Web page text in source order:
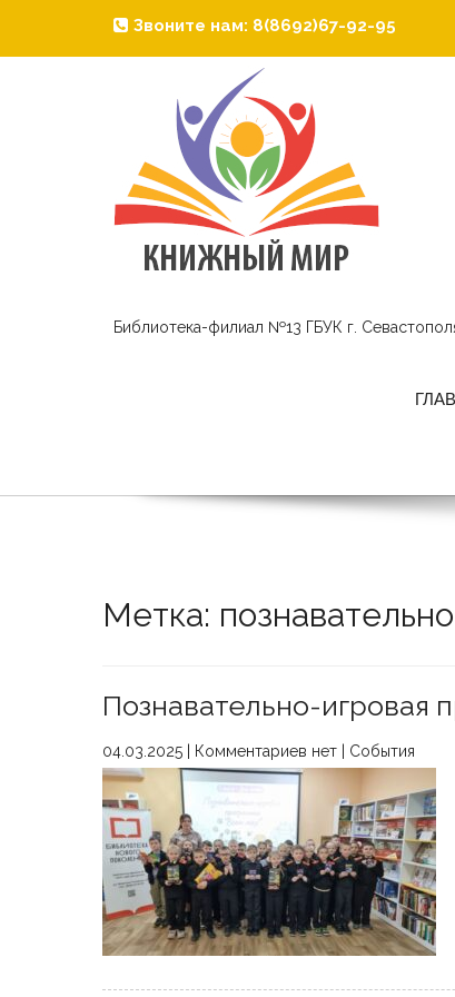
Звоните нам: 8(8692)67-92-95
Библиотека-филиал №13 ГБУК г.
Метка:
Познавательно-игровая
04.03.2025 Комментариев нет
События